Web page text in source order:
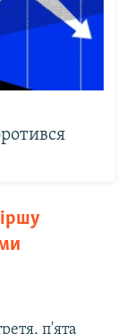
п'ята